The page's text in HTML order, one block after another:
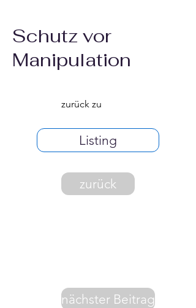
Schutz vor
Manipulation
zurück zu
Listing
zurück
nächster Beitrag